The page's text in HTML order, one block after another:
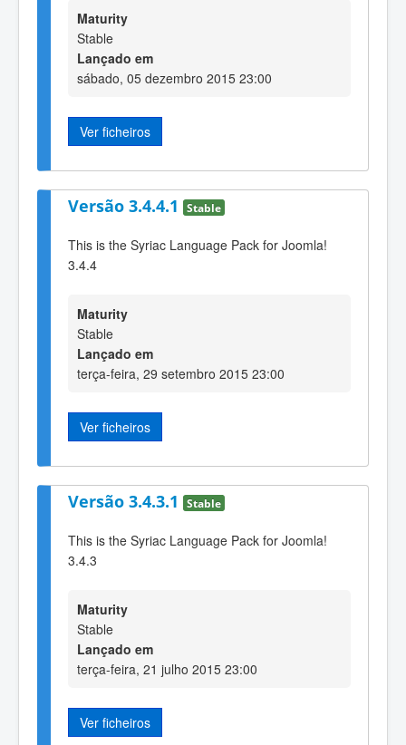
Maturity
Stable
Lançado em
sábado, 05 dezembro 2015 23:00
Ver ficheiros
Versão 3.4.4.1 Stable
This is the Syriac Language Pack for Joomla!
3.4.4
Maturity
Stable
Lançado em
terça-feira, 29 setembro 2015 23:00
Ver ficheiros
Versão 3.4.3.1 Stable
This is the Syriac Language Pack for Joomla!
3.4.3
Maturity
Stable
Lançado em
terça-feira, 21 julho 2015 23:00
Ver ficheiros